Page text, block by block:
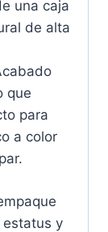
una caja
de alta
que
para
a color
y